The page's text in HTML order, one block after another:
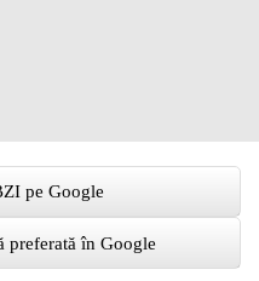
pe Google
preferată în Google